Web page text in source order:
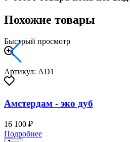
Похожие товары
Быстрый просмотр
Артикул: AD1
Амстердам - эко дуб
16 100 ₽
Подробнее